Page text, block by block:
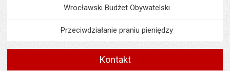
Wrocławski Budżet Obywatelski
Przeciwdziałanie praniu pieniędzy
Kontakt